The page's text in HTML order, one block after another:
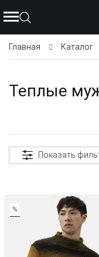
Главная Каталог
Теплые
Показать
%